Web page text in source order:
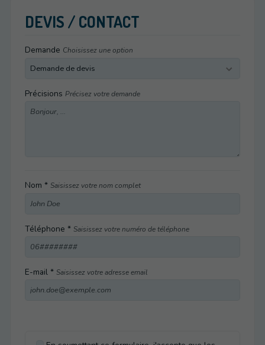
DEVIS / CONTACT
Demande Choisissez une option
Précisions Précisez votre demande
Nom * Saisissez votre nom complet
Téléphone * Saisissez votre numéro de téléphone
E-mail * Saisissez votre adresse email